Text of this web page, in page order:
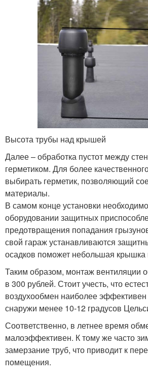
Высота трубы над крышей
Далее – обработка пустот между
герметиком. Для более
выбирать герметик, позволяющий
материалы.
В самом конце установки
оборудовании защитных
предотвращения попадания
свой гараж устанавливаются
осадков поможет небольшая крышка
Таким образом, монтаж вентиляции
в 300 рублей. Стоит учесть, что
воздухообмен наиболее
снаружи менее 10-12 градусов
Соответственно, в летнее время
малоэффективен. К тому же часто
замерзание труб, что приводит к
помещения.